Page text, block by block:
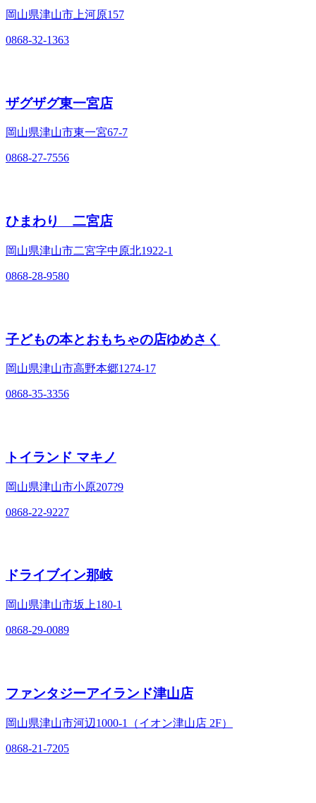
岡山県津山市上河原157
0868-32-1363
ザグザグ東一宮店
岡山県津山市東一宮67-7
0868-27-7556
ひまわり 二宮店
岡山県津山市二宮字中原北1922-1
0868-28-9580
子どもの本とおもちゃの店ゆめさく
岡山県津山市高野本郷1274-17
0868-35-3356
トイランド マキノ
岡山県津山市小原207?9
0868-22-9227
ドライブイン那岐
岡山県津山市坂上180-1
0868-29-0089
ファンタジーアイランド津山店
岡山県津山市河辺1000-1（イオン津山店 2F）
0868-21-7205